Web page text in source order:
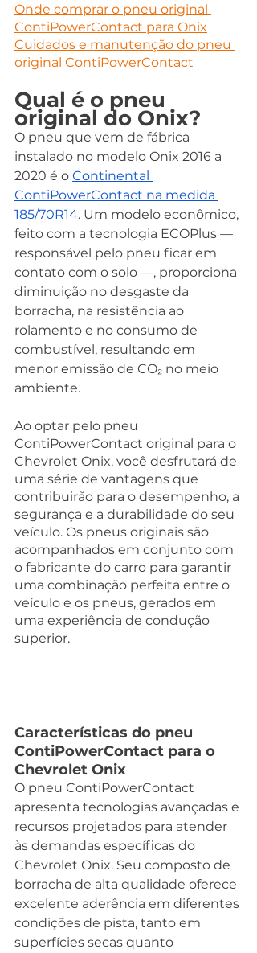
Onde comprar o pneu original
ContiPowerContact para Onix
Cuidados e manutenção do pneu
original ContiPowerContact
Qual é o pneu
original do Onix?
O pneu que vem de fábrica
instalado no modelo Onix 2016 a
2020 é o Continental
ContiPowerContact na medida
185/70R14. Um modelo econômico,
feito com a tecnologia ECOPlus —
responsável pelo pneu ficar em
contato com o solo —, proporciona
diminuição no desgaste da
borracha, na resistência ao
rolamento e no consumo de
combustível, resultando em
menor emissão de CO₂ no meio
ambiente.
Ao optar pelo pneu
ContiPowerContact original para o
Chevrolet Onix, você desfrutará de
uma série de vantagens que
contribuirão para o desempenho, a
segurança e a durabilidade do seu
veículo. Os pneus originais são
acompanhados em conjunto com
o fabricante do carro para garantir
uma combinação perfeita entre o
veículo e os pneus, gerados em
uma experiência de condução
superior.
Características do pneu
ContiPowerContact para o
Chevrolet Onix
O pneu ContiPowerContact
apresenta tecnologias avançadas e
recursos projetados para atender
às demandas específicas do
Chevrolet Onix. Seu composto de
borracha de alta qualidade oferece
excelente aderência em diferentes
condições de pista, tanto em
superfícies secas quanto